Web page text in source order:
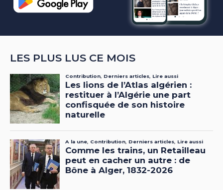
LES PLUS LUS CE MOIS